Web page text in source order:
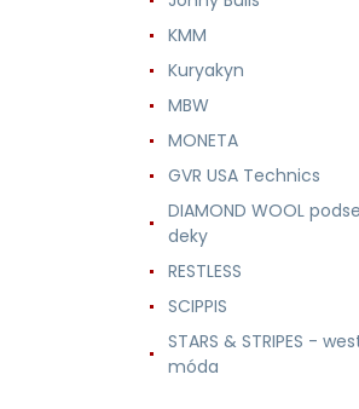
KMM
Kuryakyn
MBW
MONETA
GVR USA Technics
DIAMOND WOOL
deky
RESTLESS
SCIPPIS
STARS & STRIPES -
móda